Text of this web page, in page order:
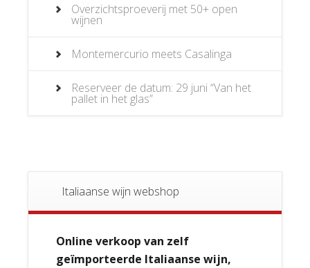
Overzichtsproeverij met 50+ open
wijnen
Montemercurio meets Casalinga
Reserveer de datum: 29 juni “Van het
pallet in het glas”
Italiaanse wijn webshop
Online verkoop van zelf
geïmporteerde Italiaanse wijn,